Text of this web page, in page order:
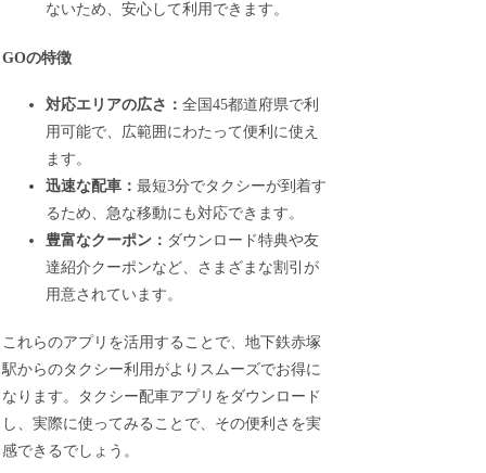
ないため、安心して利用できます。
GOの特徴
対応エリアの広さ：全国45都道府県で利
用可能で、広範囲にわたって便利に使え
ます。
迅速な配車：最短3分でタクシーが到着す
るため、急な移動にも対応できます。
豊富なクーポン： ダウンロード特典や友
達紹介クーポンなど、さまざまな割引が
用意されています。
これらのアプリを活用することで、地下鉄赤塚
駅からのタクシー利用がよりスムーズでお得に
なります。タクシー配車アプリをダウンロード
し、実際に使ってみることで、その便利さを実
感できるでしょう。